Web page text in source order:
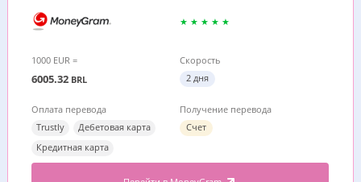
1000 EUR =
6005.32 BRL
Скорость
2 дня
Оплата перевода
Trustly
Дебетовая карта
Кредитная карта
Получение перевода
Счет